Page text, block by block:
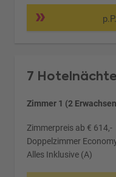
7 Hotelnächte
Zimmer 1 (2
Zimmerpreis ab € 614,-
Doppelzimmer
Alles Inklusive (A)